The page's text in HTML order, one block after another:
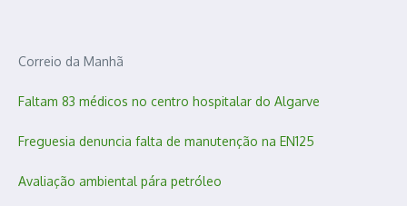
Correio da Manhã
Faltam 83 médicos no centro hospitalar do Algarve
Freguesia denuncia falta de manutenção na EN125
Avaliação ambiental pára petróleo